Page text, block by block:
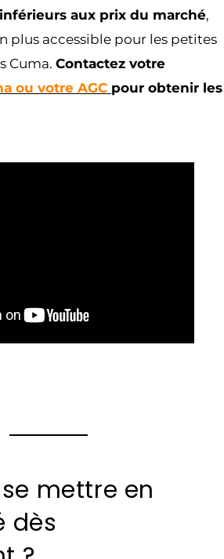
aux prix du marché,
plus accessible pour les petites
Cuma. Contactez votre
ou votre AGC pour obtenir les
mettre en
dès